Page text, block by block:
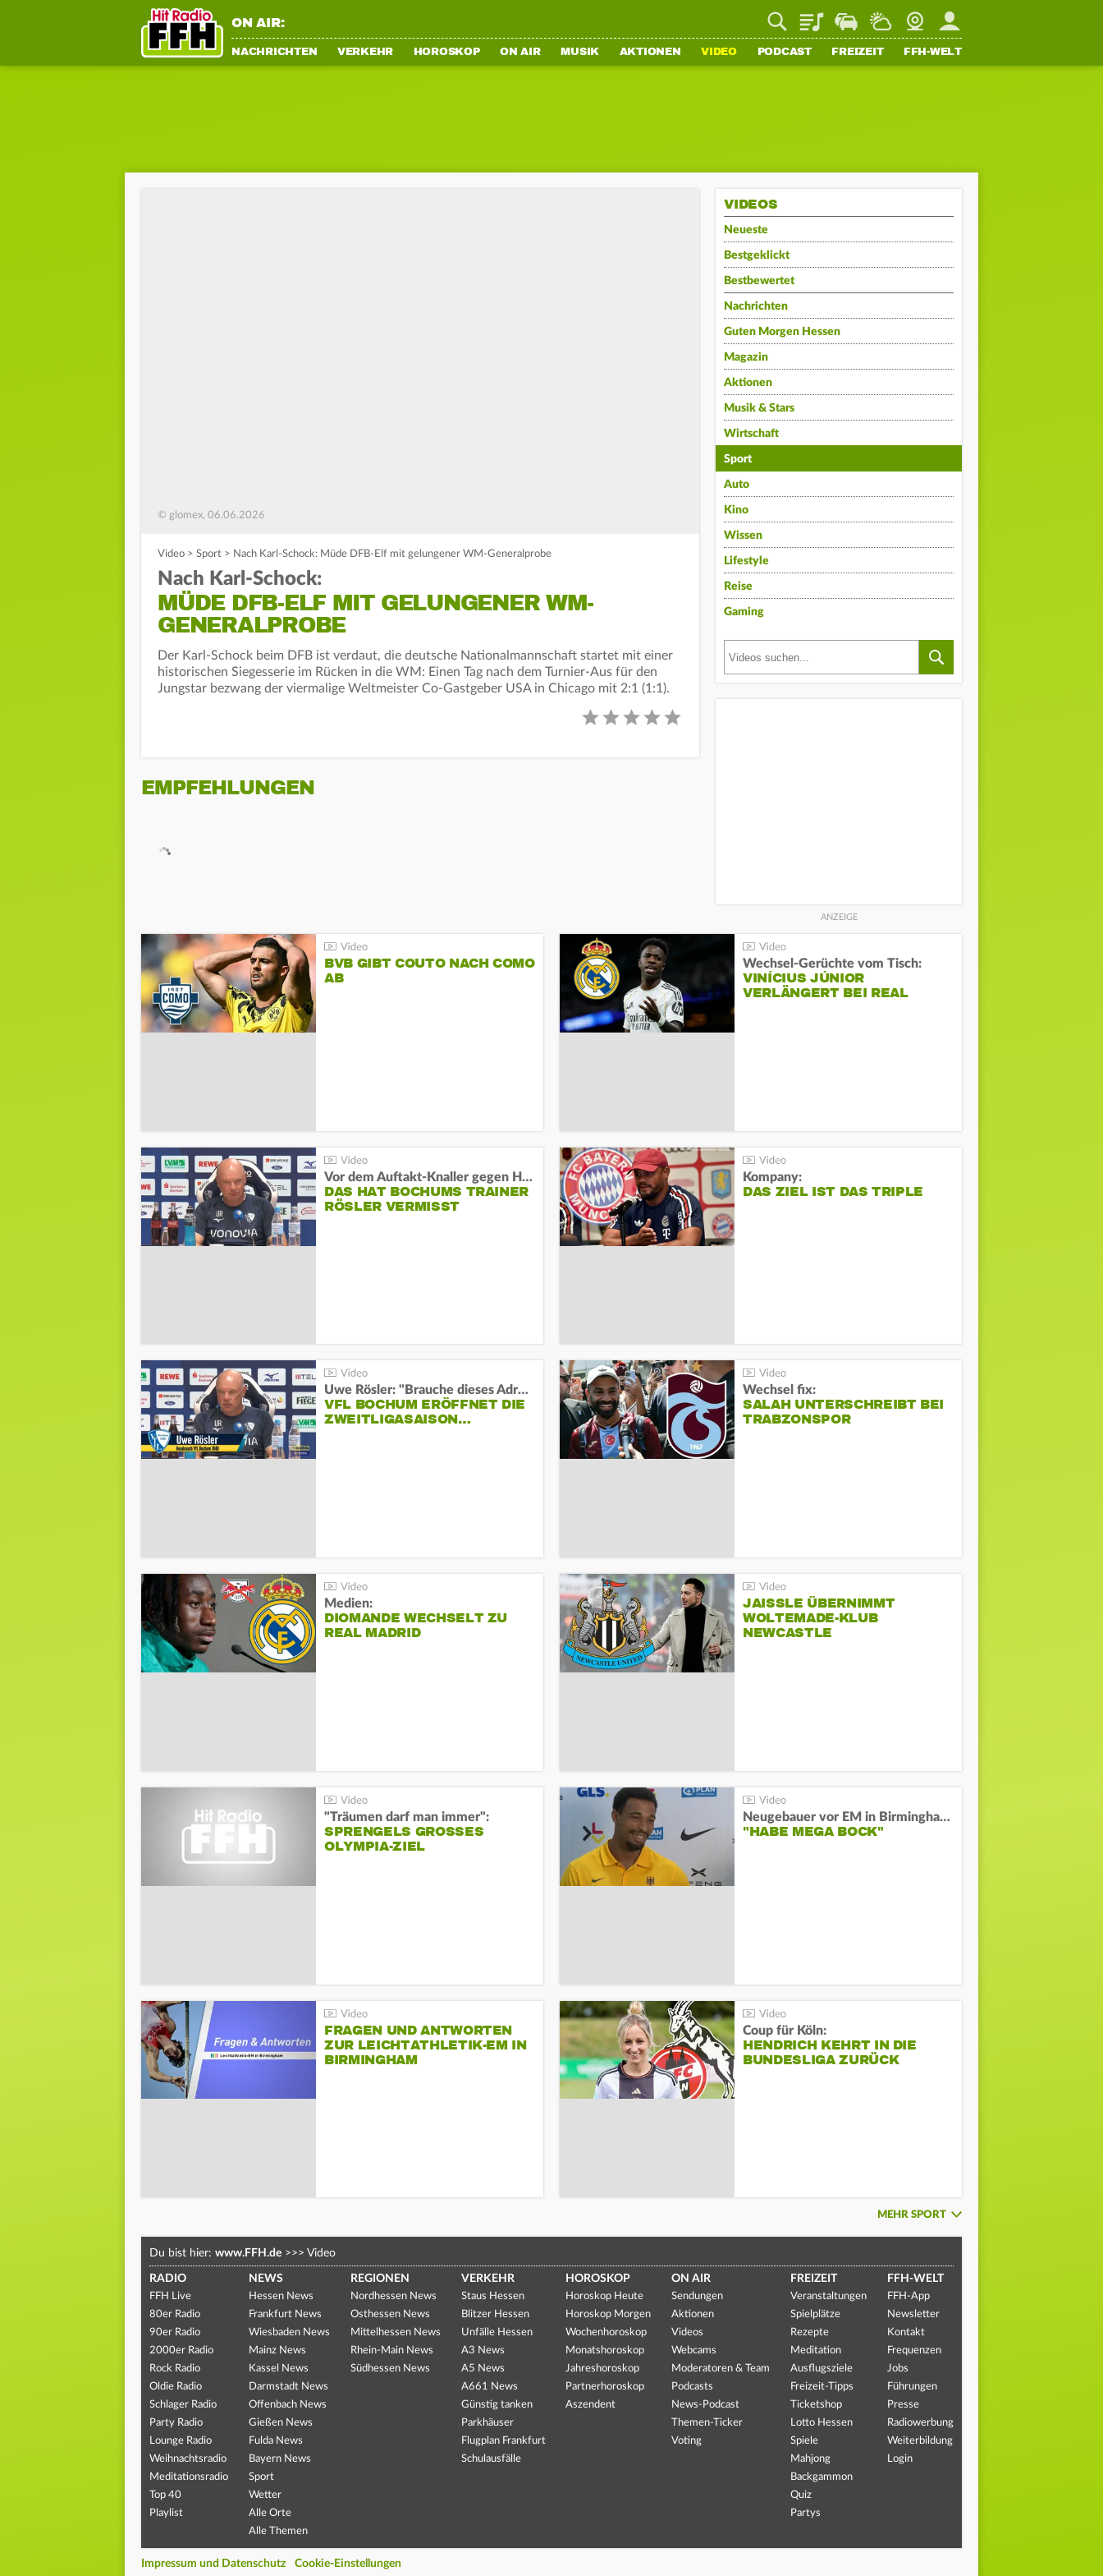
ON AIR: PlaylistStaupilotWetterWebcamMein FFH
NACHRICHTEN VERKEHR HOROSKOP ON AIR MUSIK AKTIONEN VIDEO PODCAST FREIZEIT FFH-WELT
© glomex, 06.06.2026
Video > Sport > Nach Karl-Schock: Müde DFB-Elf mit gelungener WM-Generalprobe
Nach Karl-Schock:
MÜDE DFB-ELF MIT GELUNGENER WM-
GENERALPROBE
Der Karl-Schock beim DFB ist verdaut, die deutsche Nationalmannschaft startet mit einer
historischen Siegesserie im Rücken in die WM: Einen Tag nach dem Turnier-Aus für den
Jungstar bezwang der viermalige Weltmeister Co-Gastgeber USA in Chicago mit 2:1 (1:1).
EMPFEHLUNGEN
VIDEOS
Neueste
Bestgeklickt
Bestbewertet
Nachrichten
Guten Morgen Hessen
Magazin
Aktionen
Musik & Stars
Wirtschaft
Sport
Auto
Kino
Wissen
Lifestyle
Reise
Gaming
BVB GIBT COUTO NACH COMO
AB
Wechsel-Gerüchte vom Tisch:
VINÍCIUS JÚNIOR
VERLÄNGERT BEI REAL
Vor dem Auftakt-Knaller gegen Hertha:
DAS HAT BOCHUMS TRAINER
RÖSLER VERMISST
Kompany:
DAS ZIEL IST DAS TRIPLE
Uwe Rösler: "Brauche dieses Adrenalin"
VFL BOCHUM ERÖFFNET DIE
ZWEITLIGASAISON…
Wechsel fix:
SALAH UNTERSCHREIBT BEI
TRABZONSPOR
Medien:
DIOMANDE WECHSELT ZU
REAL MADRID
JAISSLE ÜBERNIMMT
WOLTEMADE-KLUB
NEWCASTLE
"Träumen darf man immer":
SPRENGELS GROSSES O
LYMPIA-ZIEL
Neugebauer vor EM in Birmingham:
"HABE MEGA BOCK"
FRAGEN UND ANTWORTEN
ZUR LEICHTATHLETIK-EM IN
BIRMINGHAM
Coup für Köln:
HENDRICH KEHRT IN DIE
BUNDESLIGA ZURÜCK
MEHR SPORT
Du bist hier: www.FFH.de >>> Video
RADIO
FFH Live
80er Radio
90er Radio
2000er Radio
Rock Radio
Oldie Radio
Schlager Radio
Party Radio
Lounge Radio
Weihnachtsradio
Meditationsradio
Top 40
Playlist
NEWS
Hessen News
Frankfurt News
Wiesbaden News
Mainz News
Kassel News
Darmstadt News
Offenbach News
Gießen News
Fulda News
Bayern News
Sport
Wetter
Alle Orte
Alle Themen
REGIONEN
Nordhessen News
Osthessen News
Mittelhessen News
Rhein-Main News
Südhessen News
VERKEHR
Staus Hessen
Blitzer Hessen
Unfälle Hessen
A3 News
A5 News
A661 News
Günstig tanken
Parkhäuser
Flugplan Frankfurt
Schulausfälle
HOROSKOP
Horoskop Heute
Horoskop Morgen
Wochenhoroskop
Monatshoroskop
Jahreshoroskop
Partnerhoroskop
Aszendent
ON AIR
Sendungen
Aktionen
Videos
Webcams
Moderatoren & Team
Podcasts
News-Podcast
Themen-Ticker
Voting
FREIZEIT
Veranstaltungen
Spielplätze
Rezepte
Meditation
Ausflugsziele
Freizeit-Tipps
Ticketshop
Lotto Hessen
Spiele
Mahjong
Backgammon
Quiz
Partys
FFH-WELT
FFH-App
Newsletter
Kontakt
Frequenzen
Jobs
Führungen
Presse
Radiowerbung
Weiterbildung
Login
Impressum und Datenschutz Cookie-Einstellungen